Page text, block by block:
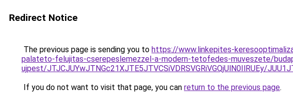
Redirect Notice
The previous page is sending you to https://www.linkepites-
palateto-felujitas-cserepeslemezzel-a-modern-tetofedes-muveszete/
ujpest/JTJCJUYwJTNGc21XJTE5JTVCSiVDRSVGRiVGQjUlN0IlRUEy/
If you do not want to visit that page, you can return to the previous page.